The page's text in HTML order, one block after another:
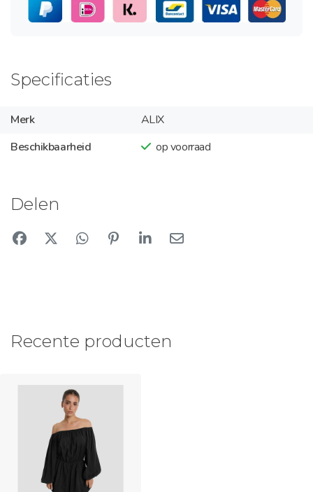
Specificaties
Merk
ALIX
Beschikbaarheid
op voorraad
Delen
Recente producten